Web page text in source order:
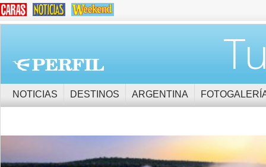
NOTICIAS DESTINOS ARGENTINA